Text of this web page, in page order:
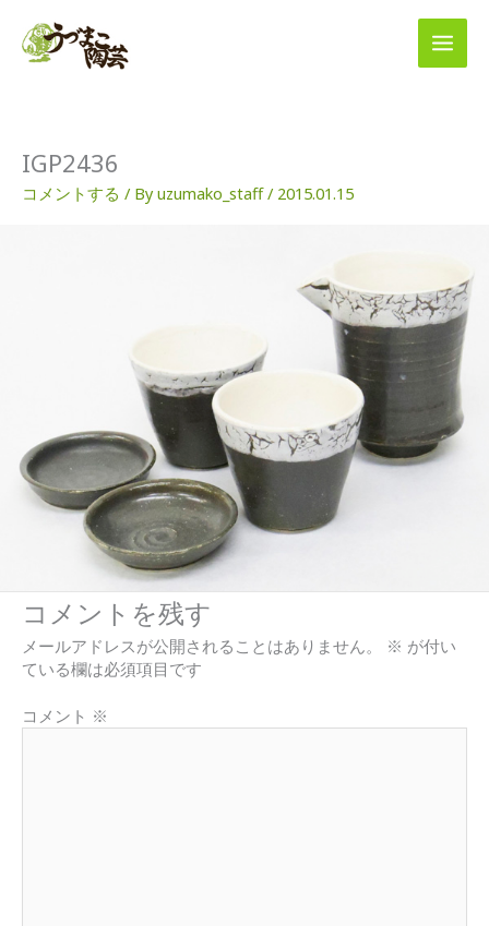
IGP2436
コメントする / Byuzumako_staff/ 2015.01.15
コメントを残す
メールアドレスが公開されることはありません。 ※ が付い
ている欄は必須項目です
コメント ※